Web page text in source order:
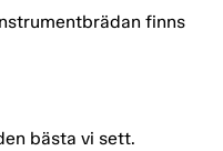
finns
bästa vi sett.